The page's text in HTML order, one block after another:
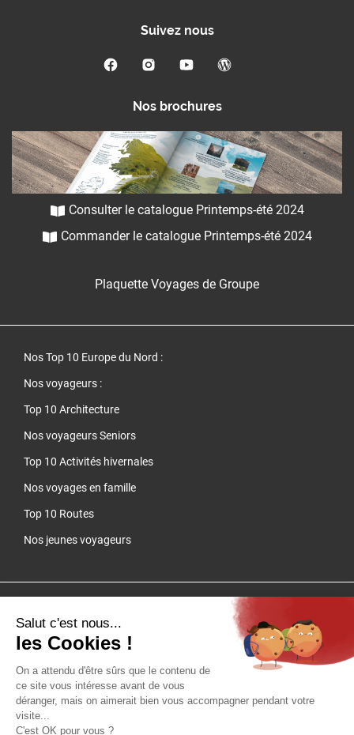
Suivez nous
Nos brochures
Consulter le catalogue Printemps-été 2024
Commander le catalogue Printemps-été 2024
Plaquette Voyages de Groupe
Nos Top 10 Europe du Nord :
Nos voyageurs :
Top 10 Architecture
Nos voyageurs Seniors
Top 10 Activités hivernales
Nos voyages en famille
Top 10 Routes
Nos jeunes voyageurs